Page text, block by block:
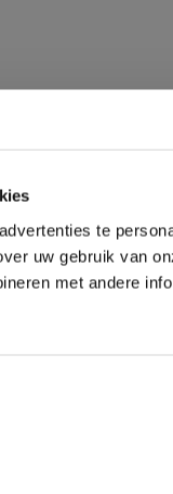
te
uw gebruik van
met andere